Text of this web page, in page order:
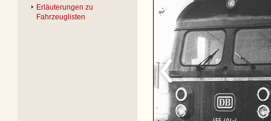
Erläuterungen zu
Fahrzeuglisten